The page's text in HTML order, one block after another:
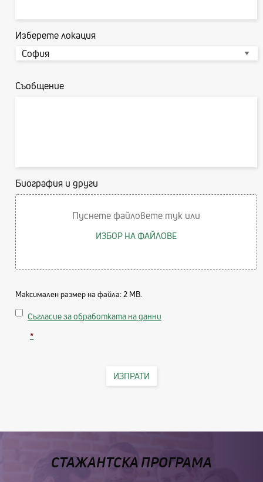
Изберете локация
Съобщение
Биография и други
Пуснете файловете тук или
ИЗБОР НА ФАЙЛОВЕ
Максимален размер на файла: 2 MB.
Consent
Съгласие за обработката на данни
*
ИЗПРАТИ
СТАЖАНТСКА ПРОГРАМА